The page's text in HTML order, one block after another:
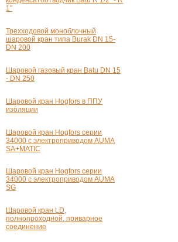
1"
Трехходовой моноблочный
шаровой кран типа Burak DN 15-
DN 200
Шаровой газовый кран Batu DN 15
- DN 250
Шаровой кран Hogfors в ППУ
изоляции
Шаровой кран Hogfors серии
34000 с электроприводом AUMA
SA+MATIC
Шаровой кран Hogfors серии
34000 с электроприводом AUMA
SG
Шаровой кран LD,
полнопроходной, приварное
соединение